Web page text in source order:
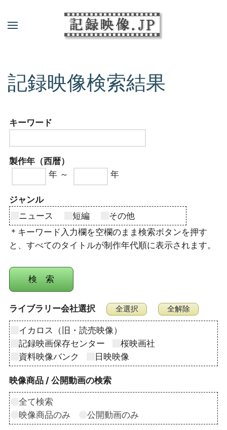
記録映像検索結果
キーワード
製作年（西暦）
年 ～
年
ジャンル
ニュース
短編
その他
＊キーワード入力欄を空欄のまま検索ボタンを押す
と、すべてのタイトルが制作年代順に表示されます。
ライブラリー会社選択
イカロス（旧・読売映像）
記録映画保存センター
桜映画社
資料映像バンク
日映映像
映像商品 / 公開動画の検索
全て検索
映像商品のみ
公開動画のみ